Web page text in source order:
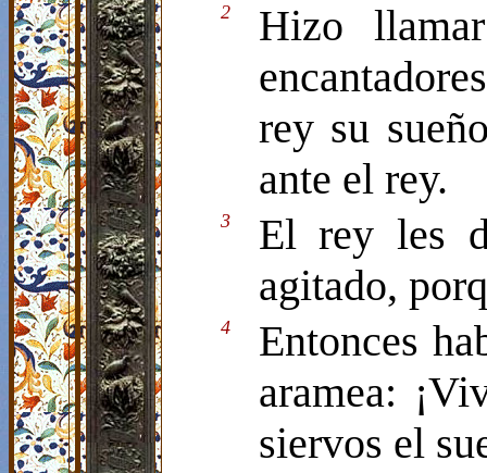
2
Hizo
rey su
ante el rey.
3
El rey les
agitado,
4
Entonces
aramea:
siervos el